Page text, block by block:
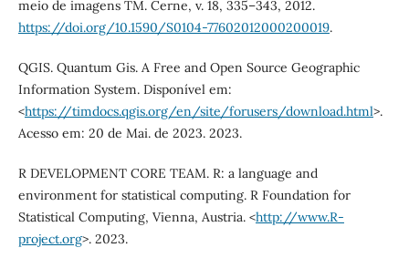
meio de imagens TM. Cerne, v. 18, 335–343, 2012.
https://doi.org/10.1590/S0104-77602012000200019.
QGIS. Quantum Gis. A Free and Open Source Geographic
Information System. Disponível em:
<https://timdocs.qgis.org/en/site/forusers/download.html>.
Acesso em: 20 de Mai. de 2023. 2023.
R DEVELOPMENT CORE TEAM. R: a language and
environment for statistical computing. R Foundation for
Statistical Computing, Vienna, Austria. <http://www.R-
project.org>. 2023.